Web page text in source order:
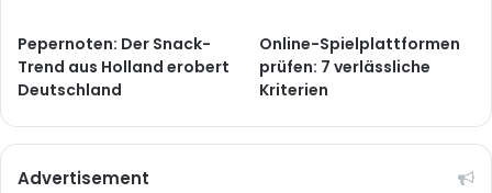
Pepernoten: Der Snack-
Trend aus Holland erobert
Deutschland
Online-Spielplattformen
prüfen: 7 verlässliche
Kriterien
Advertisement